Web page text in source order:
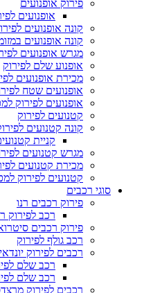
פירוק אופנועים
אופנועים
קונה אופנועים
קונה אופנועים
מגרש אופנועים
אופנוע שלם לפירוק
מכירת אופנועים
אופנועים שטח
אופנועים לפירוק
קטנועים לפירוק
קונה קטנועים
קניית
מגרש קטנועים
מכירת קטנועים
קטנועים לפירוק
סוגי רכבים
פירוק רכבים רנו
רכב לפירוק
פירוק רכבים
רכב גולף לפירוק
רכבים לפירוק יונדאי
רכב שלם
רכב שלם
רכבים לפירוק